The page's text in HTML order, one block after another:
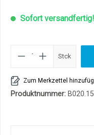
Sofort
Stck
Zum Merkzettel
Produktnummer: